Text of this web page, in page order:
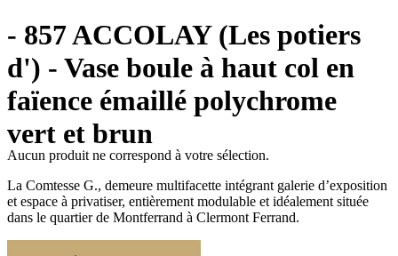
- 857 ACCOLAY (Les potiers
d') - Vase boule à haut col en
faïence émaillé polychrome
vert et brun
Aucun produit ne correspond à votre sélection.
La Comtesse G., demeure multifacette intégrant galerie d’exposition
et espace à privatiser, entièrement modulable et idéalement située
dans le quartier de Montferrand à Clermont Ferrand.